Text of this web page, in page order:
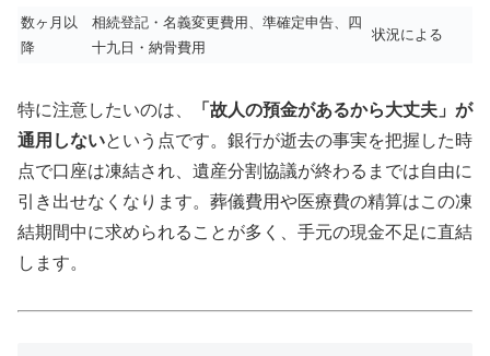
数ヶ月以
降
相続登記・名義変更費用、準確定申告、四
十九日・納骨費用
状況による
特に注意したいのは、
「故人の預金があるから大丈夫」が
通用しないという点です。銀行が逝去の事実を把握した時
点で口座は凍結され、遺産分割協議が終わるまでは自由に
引き出せなくなります。葬儀費用や医療費の精算はこの凍
結期間中に求められることが多く、手元の現金不足に直結
します。